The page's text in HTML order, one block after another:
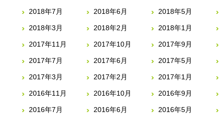
2018年7月 2018年6月 2018年5月
2018年3月 2018年2月 2018年1月
2017年11月 2017年10月 2017年9月
2017年7月 2017年6月 2017年5月
2017年3月 2017年2月 2017年1月
2016年11月 2016年10月 2016年9月
2016年7月 2016年6月 2016年5月